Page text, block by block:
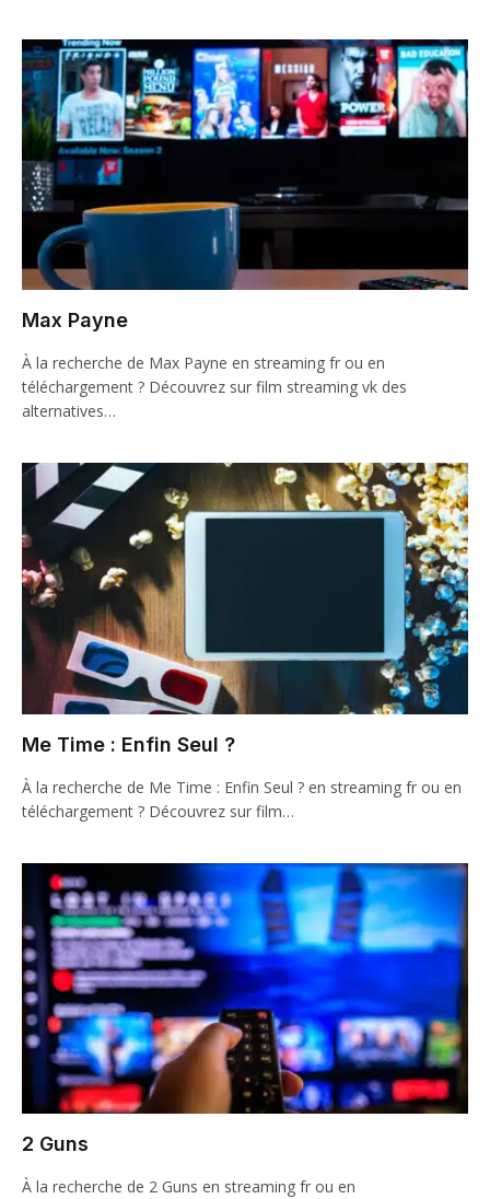
Max Payne
À la recherche de Max Payne en streaming fr ou en
téléchargement ? Découvrez sur film streaming vk des
alternatives…
Me Time : Enfin Seul ?
À la recherche de Me Time : Enfin Seul ? en streaming fr ou en
téléchargement ? Découvrez sur film…
2 Guns
À la recherche de 2 Guns en streaming fr ou en